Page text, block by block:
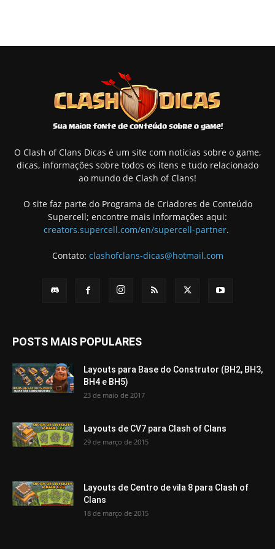
O Clash of Clans Dicas é um site com notícias sobre o game,
dicas, informações sobre todos os itens e tudo relacionado
ao mundo de Clash of Clans!
O site faz parte do Programa de Criadores de Conteúdo
Supercell; encontre mais informações aqui:
creators.supercell.com/en/supercell-partner.
Contato: clashofclans-dicas@hotmail.com
POSTS MAIS POPULARES
Layouts para Base do Construtor (BH2, BH3,
BH4 e BH5)
23 de maio de 2017
Layouts de CV7 para Clash of Clans
29 de março de 2015
Layouts de Centro de vila 8 para Clash of
Clans
18 de março de 2015